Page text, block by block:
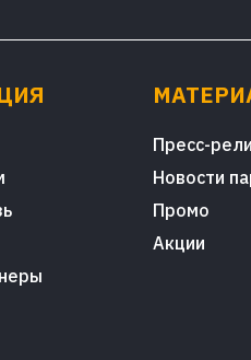
Пресс-
Новости
Промо
Акции